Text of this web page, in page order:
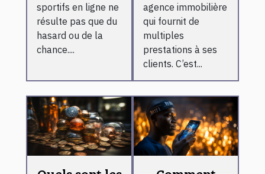
sportifs en ligne ne
résulte pas que du
hasard ou de la
chance....
agence immobilière
qui fournit de
multiples
prestations à ses
clients. C’est...